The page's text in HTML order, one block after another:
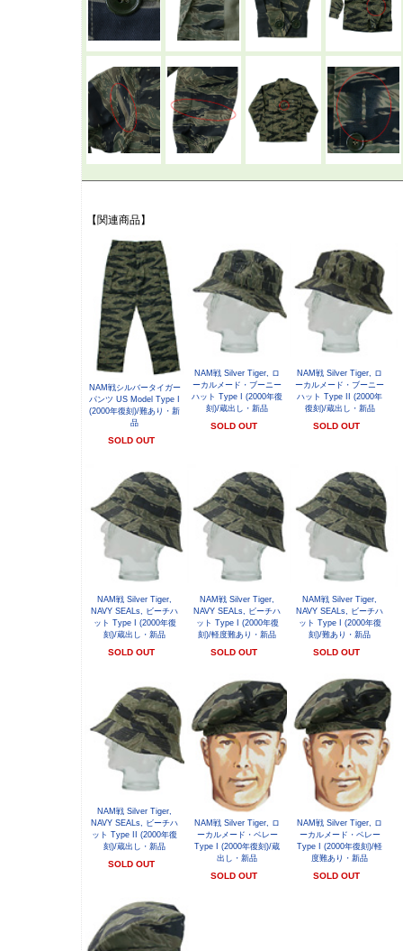
【関連商品】
NAM戦シルバータイガー
パンツ US Model Type I
(2000年復刻)/難あり・新
品
SOLD OUT
NAM戦 Silver Tiger, ロ
ーカルメード・ブーニー
ハット Type I (2000年復
刻)/蔵出し・新品
SOLD OUT
NAM戦 Silver Tiger, ロ
ーカルメード・ブーニー
ハット Type II (2000年
復刻)/蔵出し・新品
SOLD OUT
NAM戦 Silver Tiger,
NAVY SEALs, ビーチハ
ット Type I (2000年復
刻)/蔵出し・新品
SOLD OUT
NAM戦 Silver Tiger,
NAVY SEALs, ビーチハ
ット Type I (2000年復
刻)/軽度難あり・新品
SOLD OUT
NAM戦 Silver Tiger,
NAVY SEALs, ビーチハ
ット Type I (2000年復
刻)/難あり・新品
SOLD OUT
NAM戦 Silver Tiger,
NAVY SEALs, ビーチハ
ット Type II (2000年復
刻)/蔵出し・新品
SOLD OUT
NAM戦 Silver Tiger, ロ
ーカルメード・ベレー
Type I (2000年復刻)/蔵
出し・新品
SOLD OUT
NAM戦 Silver Tiger, ロ
ーカルメード・ベレー
Type I (2000年復刻)/軽
度難あり・新品
SOLD OUT